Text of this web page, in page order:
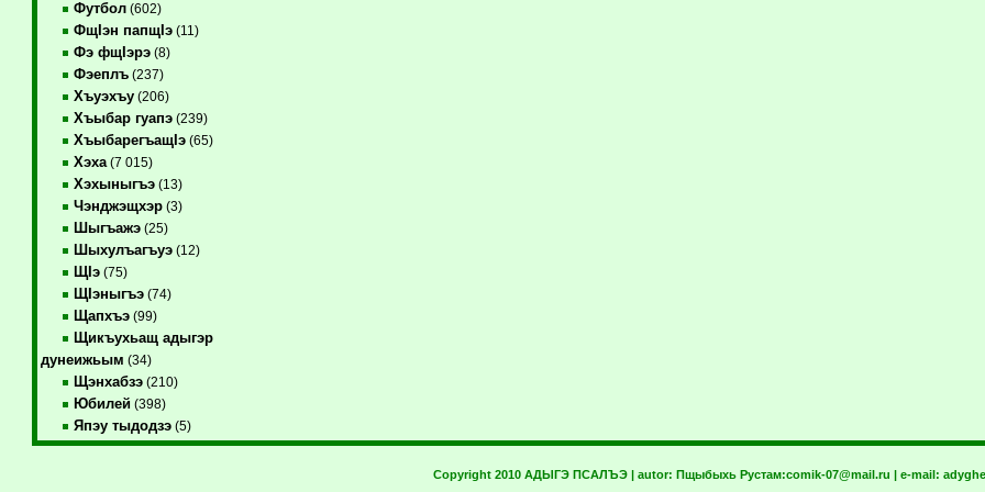
Футбол(602)
ФщIэн папщIэ(11)
Фэ фщIэрэ(8)
Фэеплъ(237)
Хъуэхъу(206)
Хъыбар гуапэ(239)
ХъыбарегъащIэ(65)
Хэха(7 015)
Хэхыныгъэ(13)
Чэнджэщхэр(3)
Шыгъажэ(25)
Шыхулъагъуэ(12)
ЩIэ(75)
ЩIэныгъэ(74)
Щапхъэ(99)
Щикъухьащ адыгэр
дунеижьым (34)
Щэнхабзэ(210)
Юбилей(398)
Япэу тыдодзэ(5)
Copyright 2010 АДЫГЭ ПСАЛЪЭ | autor: Пщыбыхь Рустам:comik-07@mail.ru | e-mail: